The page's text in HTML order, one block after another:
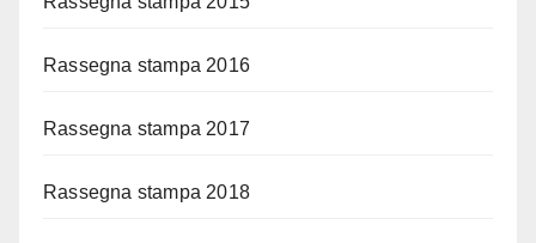
Rassegna stampa 2016
Rassegna stampa 2017
Rassegna stampa 2018